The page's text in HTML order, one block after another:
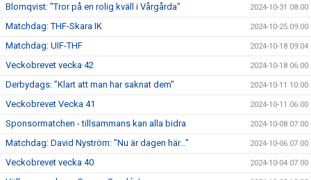
Blomqvist: "Tror på en rolig kväll i Vårgårda" 2024-10-31 08:00
Matchdag: THF-Skara IK 2024-10-25 09:00
Matchdag: UIF-THF 2024-10-18 09:04
Veckobrevet vecka 42 2024-10-18 06:00
Derbydags: ”Klart att man har saknat dem" 2024-10-11 10:00
Veckobrevet Vecka 41 2024-10-11 06:00
Sponsormatchen - tillsammans kan alla bidra 2024-10-08 07:00
Matchdag: David Nyström: ”Nu är dagen här..." 2024-10-06 07:00
Veckobrevet vecka 40 2024-10-04 07:00